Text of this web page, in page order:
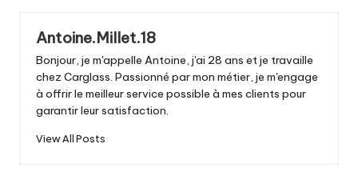
Antoine.Millet.18
Bonjour, je m'appelle Antoine, j'ai 28 ans et je travaille
chez Carglass. Passionné par mon métier, je m'engage
à offrir le meilleur service possible à mes clients pour
garantir leur satisfaction.
View All Posts